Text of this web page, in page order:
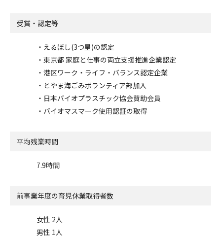
受賞・認定等
・えるぼし(3つ星)の認定
・東京都 家庭と仕事の両立支援推進企業認定
・港区ワーク・ライフ・バランス認定企業
・とやま海ごみボランティア部加入
・日本バイオプラスチック協会賛助会員
・バイオマスマーク使用認証の取得
平均残業時間
7.9時間
前事業年度の育児休業取得者数
女性 2人
男性 1人